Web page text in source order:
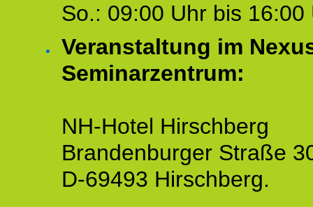
So.: 09:00 Uhr bis 16:00
Veranstaltung im
Seminarzentrum:
NH-Hotel Hirschberg
Brandenburger Straße
D-69493 Hirschberg.